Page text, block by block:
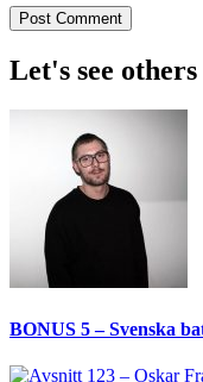
Let's see others
BONUS 5 – Svenska